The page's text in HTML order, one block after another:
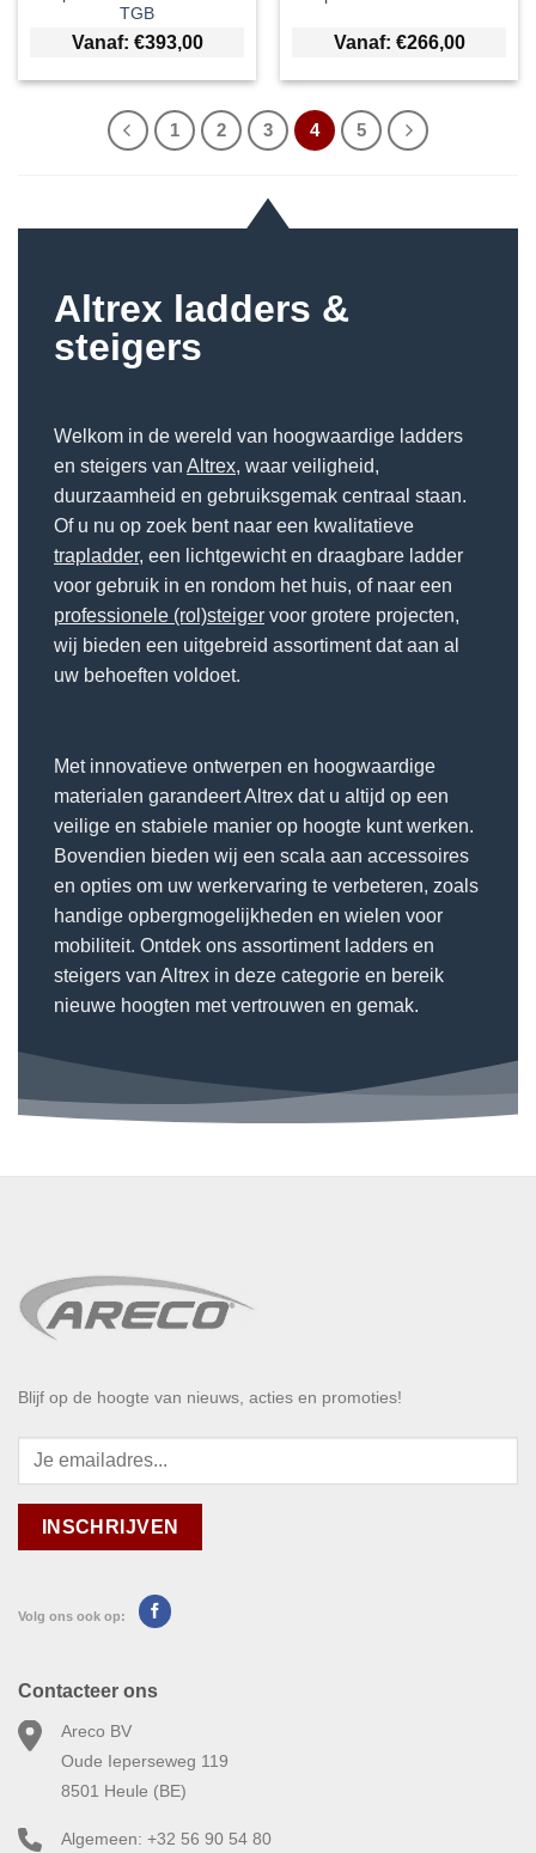
TGB
Vanaf: €393,00 Vanaf: €266,00
1 2 3 4 5
Altrex ladders &
steigers
Welkom in de wereld van hoogwaardige ladders
en steigers van Altrex, waar veiligheid,
duurzaamheid en gebruiksgemak centraal staan.
Of u nu op zoek bent naar een kwalitatieve
trapladder, een lichtgewicht en draagbare ladder
voor gebruik in en rondom het huis, of naar een
professionele (rol)steiger voor grotere projecten,
wij bieden een uitgebreid assortiment dat aan al
uw behoeften voldoet.
Met innovatieve ontwerpen en hoogwaardige
materialen garandeert Altrex dat u altijd op een
veilige en stabiele manier op hoogte kunt werken.
Bovendien bieden wij een scala aan accessoires
en opties om uw werkervaring te verbeteren, zoals
handige opbergmogelijkheden en wielen voor
mobiliteit. Ontdek ons assortiment ladders en
steigers van Altrex in deze categorie en bereik
nieuwe hoogten met vertrouwen en gemak.
Blijf op de hoogte van nieuws, acties en promoties!
Volg ons ook op:
Contacteer ons
Areco BV
Oude Ieperseweg 119
8501 Heule (BE)
Algemeen: +32 56 90 54 80